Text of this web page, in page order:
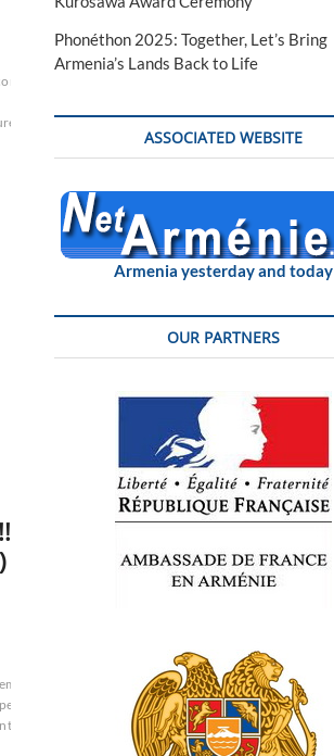
commémoration contre culture
grands Hillary l'establishment
US USA Wisconsin
Phonéthon 2025: Together, Let’s Bring
Armenia’s Lands Back to Life
ASSOCIATED WEBSITE
Armenia yesterday and today
OUR PARTNERS